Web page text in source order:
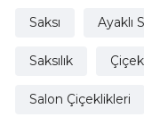
Saksı Ayaklı
Saksılık Çiçek
Salon Çiçeklikleri